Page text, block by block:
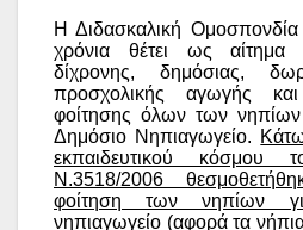
Η Διδασκαλική Ομοσπονδία
χρόνια θέτει ως
δίχρονης, δημόσιας,
προσχολικής αγωγής
φοίτησης όλων των
Δημόσιο Νηπιαγωγείο.
εκπαιδευτικού
Ν.3518/2006
φοίτηση των νηπίων
νηπιαγωγείο (αφορά τα